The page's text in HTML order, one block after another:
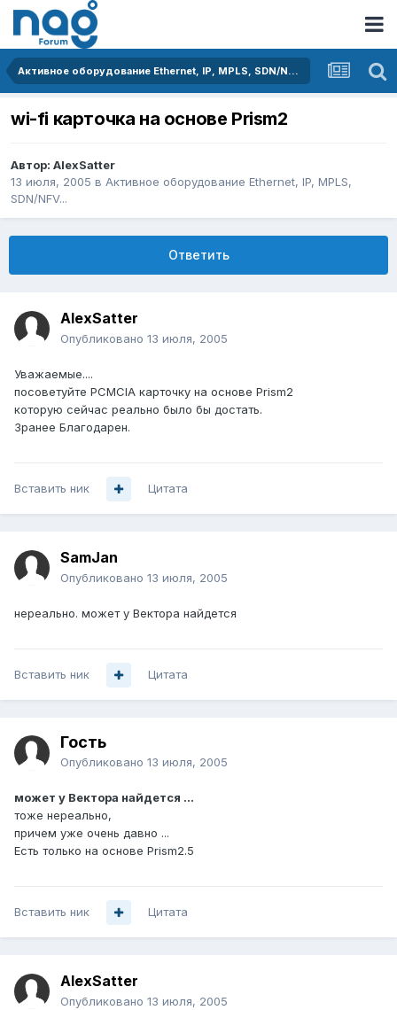
Активное оборудование Ethernet, IP, MPLS, SDN/NFV...
wi-fi карточка на основе Prism2
Автор: AlexSatter
13 июля, 2005 в Активное оборудование Ethernet, IP, MPLS,
SDN/NFV...
Ответить
AlexSatter
Опубликовано 13 июля, 2005
Уважаемые....
посоветуйте PCMCIA карточку на основе Prism2
которую сейчас реально было бы достать.
Зранее Благодарен.
Вставить ник Цитата
SamJan
Опубликовано 13 июля, 2005
нереально. может у Вектора найдется
Вставить ник Цитата
Гость
Опубликовано 13 июля, 2005
может у Вектора найдется ...
тоже нереально,
причем уже очень давно ...
Есть только на основе Prism2.5
Вставить ник Цитата
AlexSatter
Опубликовано 13 июля, 2005